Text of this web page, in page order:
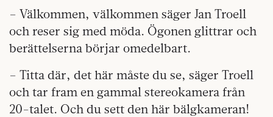
– Välkommen, välkommen säger Jan Troell
och reser sig med möda. Ögonen glittrar och
berättelserna börjar omedelbart.
– Titta där, det här måste du se, säger Troell
och tar fram en gammal stereokamera från
20-talet. Och du sett den här bälgkameran!